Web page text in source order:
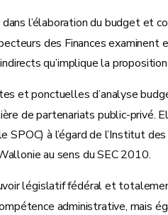
l’élaboration du budget
des Finances examinent
qu’implique la
et ponctuelles d’analyse
de partenariats public-privé.
à l’égard de l’Institut
au sens du SEC 2010.
législatif fédéral et
administrative, mais